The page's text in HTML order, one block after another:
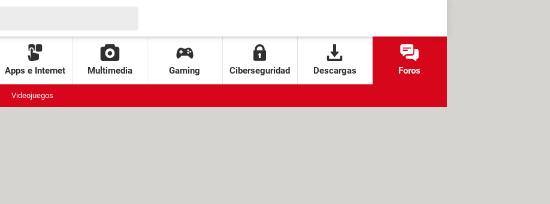
Apps e Internet Multimedia Gaming Ciberseguridad Descargas Foros
Videojuegos